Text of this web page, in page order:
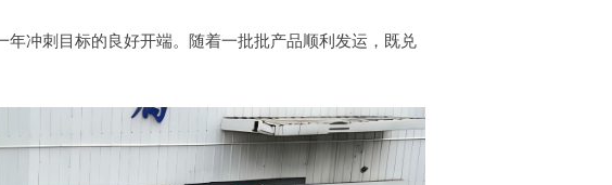
冲刺目标的良好开端。随着一批批产品顺利发运，既兑